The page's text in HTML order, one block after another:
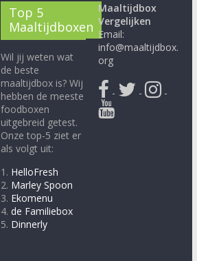
Top 5
Maaltijdboxen
Wil jij weten wat
de beste
maaltijdbox is? Wij
hebben de meeste
foodboxen
uitgebreid getest.
Onze top-5 ziet er
als volgt uit:
1. HelloFresh
2. Marley Spoon
3. Ekomenu
4.de Familiebox
5. Dinnerly
Maaltijdbox
Vergelijken
Email:
info@maaltijdbox.
org
- - -